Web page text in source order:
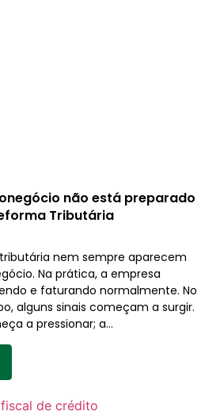
não está preparado
Tributária
nem sempre aparecem
Na prática, a empresa
e faturando normalmente. No
alguns sinais começam a surgir.
a pressionar; a...